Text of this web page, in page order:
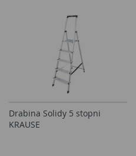
Drabina Solidy 5 stopni
KRAUSE